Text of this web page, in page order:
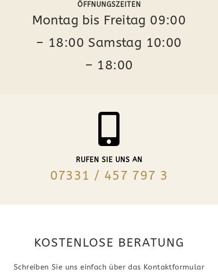
ÖFFNUNGSZEITEN
Montag bis Freitag 09:00
– 18:00 Samstag 10:00
– 18:00
RUFEN SIE UNS AN
07331 / 457 797 3
KOSTENLOSE BERATUNG
Schreiben Sie uns einfach über das Kontaktformular